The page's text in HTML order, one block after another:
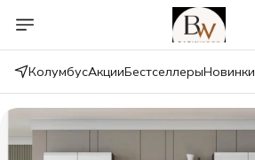
КолумбусАкцииБестселлерыНовинки